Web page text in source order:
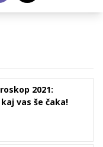
2021:
vas še čaka!